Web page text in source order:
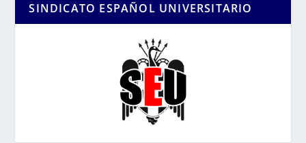
SINDICATO ESPAÑOL UNIVERSITARIO